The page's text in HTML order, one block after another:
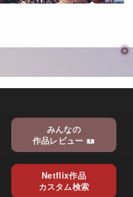
みんなの
作品レビュー
Netflix作品
カスタム検索